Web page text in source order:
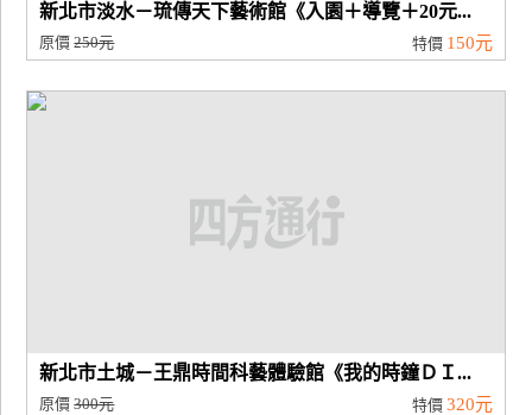
品
宣
新北市淡水－琉傳天下藝術館《入園＋導覽＋20元...
原價250元 特價 150元
新北市土城－王鼎時間科藝體驗館《我的時鐘ＤＩ...
原價300元 特價 320元